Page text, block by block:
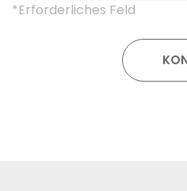
*Erforderliches Feld